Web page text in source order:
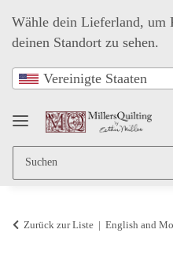
Wähle dein Lieferland, um
deinen Standort zu sehen.
Vereinigte Staaten
Zurück zur Liste English and